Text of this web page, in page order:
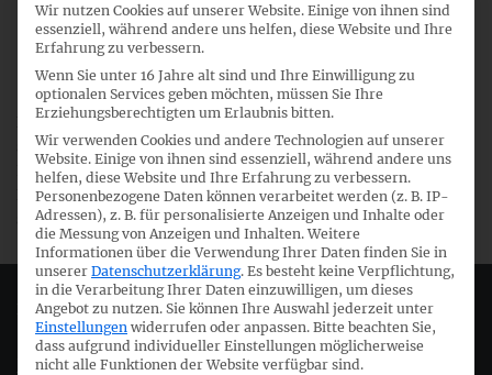
DRSC-Quartalsbericht Q3/2016
Der Bericht des DRSC zum 3. Quartal 2016, der in
strukturierter Form über aktuelle Aktivitäten des
IASB/IFRIC, anderer Organisationen wie insbesondere
EFRAG sowie des DRSC und seiner Fachgremien informiert,
steht zumdownloadbereit.
Deutsches Rechnungslegungs Standards Committee e.V.
Joachimsthaler Str. 34
Wir nutzen Cookies auf unserer Website. Einige von ihnen sind
essenziell, während andere uns helfen, diese Website und Ihre
Erfahrung zu verbessern.
Wenn Sie unter 16 Jahre alt sind und Ihre Einwilligung zu
optionalen Services geben möchten, müssen Sie Ihre
Erziehungsberechtigten um Erlaubnis bitten.
Wir verwenden Cookies und andere Technologien auf unserer
Website. Einige von ihnen sind essenziell, während andere uns
helfen, diese Website und Ihre Erfahrung zu verbessern.
Personenbezogene Daten können verarbeitet werden (z. B. IP-
Adressen), z. B. für personalisierte Anzeigen und Inhalte oder
die Messung von Anzeigen und Inhalten. Weitere
Informationen über die Verwendung Ihrer Daten finden Sie in
unserer Datenschutzerklärung. Es besteht keine Verpflichtung,
in die Verarbeitung Ihrer Daten einzuwilligen, um dieses
Angebot zu nutzen. Sie können Ihre Auswahl jederzeit unter
Einstellungen widerrufen oder anpassen. Bitte beachten Sie,
dass aufgrund individueller Einstellungen möglicherweise
nicht alle Funktionen der Website verfügbar sind.